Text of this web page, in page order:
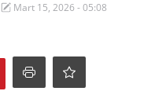
Mart 15, 2026 - 05:08